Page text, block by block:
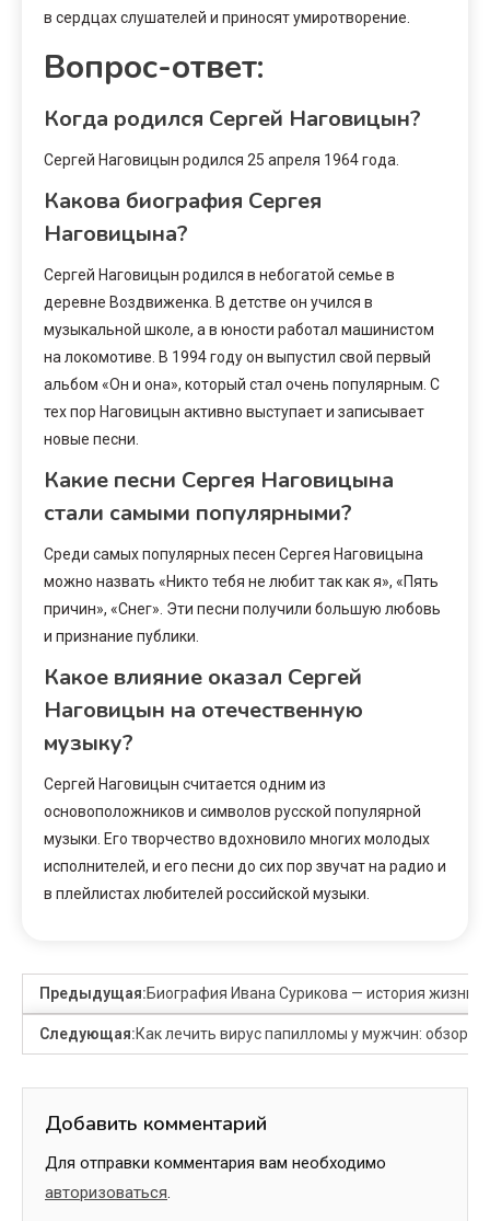
в сердцах слушателей и приносят умиротворение.
Вопрос-ответ:
Когда родился Сергей Наговицын?
Сергей Наговицын родился 25 апреля 1964 года.
Какова биография Сергея
Наговицына?
Сергей Наговицын родился в небогатой семье в
деревне Воздвиженка. В детстве он учился в
музыкальной школе, а в юности работал машинистом
на локомотиве. В 1994 году он выпустил свой первый
альбом «Он и она», который стал очень популярным. С
тех пор Наговицын активно выступает и записывает
новые песни.
Какие песни Сергея Наговицына
стали самыми популярными?
Среди самых популярных песен Сергея Наговицына
можно назвать «Никто тебя не любит так как я», «Пять
причин», «Снег». Эти песни получили большую любовь
и признание публики.
Какое влияние оказал Сергей
Наговицын на отечественную
музыку?
Сергей Наговицын считается одним из
основоположников и символов русской популярной
музыки. Его творчество вдохновило многих молодых
исполнителей, и его песни до сих пор звучат на радио и
в плейлистах любителей российской музыки.
Предыдущая:Биография Ивана Сурикова — история жизни
Следующая:Как лечить вирус папилломы у мужчин: обзор
Добавить комментарий
Для отправки комментария вам необходимо
авторизоваться.